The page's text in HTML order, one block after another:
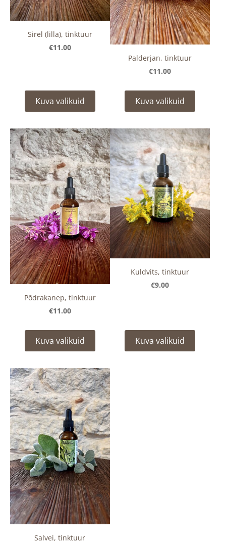
Sirel (lilla), tinktuur
€11.00
Kuva valikuid
Palderjan, tinktuur
€11.00
Kuva valikuid
Põdrakanep, tinktuur
€11.00
Kuva valikuid
Kuldvits, tinktuur
€9.00
Kuva valikuid
Salvei, tinktuur